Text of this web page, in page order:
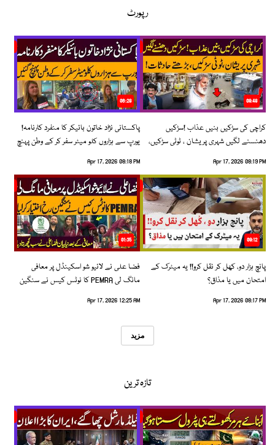
رپورٹ
08:48
کراچی کی سڑکیں بنیں عذاب !سڑکیں
دھنسنے لگیں شہری پریشان ، ٹوٹی سڑکیں،
Apr 17, 2026 08:19 PM
06:28
پاکستانی نژاد خاتون بائیکر کا منفرد کارنامہ!
یورپ سے ہزاروں کلو میٹر سفر کر کے وطن پہنچ
Apr 17, 2026 08:18 PM
09:12
پانچ ہزار دو، کھل کر نقل کرو!! یہ میٹرک کے
امتحان میں یا مذاق؟
Apr 17, 2026 08:17 PM
01:35
فضا علی نے لائیو شو اسکینڈل پر معافی
مانگ لی PEMRA کا نوٹس کیس نے سنگین
Apr 17, 2026 12:25 AM
مزید
تازہ ترین